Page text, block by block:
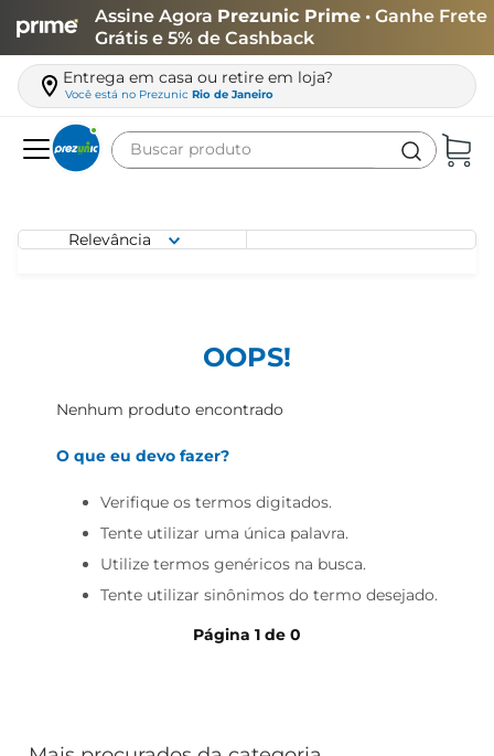
Assine Agora Prezunic Prime • Ganhe Frete
Grátis e 5% de Cashback
Entrega em casa ou retire em loja?
Você está no Prezunic Rio de Janeiro
Buscar produto
Relevância
OOPS!
Nenhum produto encontrado
O que eu devo fazer?
Verifique os termos digitados.
Tente utilizar uma única palavra.
Utilize termos genéricos na busca.
Tente utilizar sinônimos do termo desejado.
Página 1de 0
carne
azeite
biscoito
cerveja
iogurte
papel higiênico